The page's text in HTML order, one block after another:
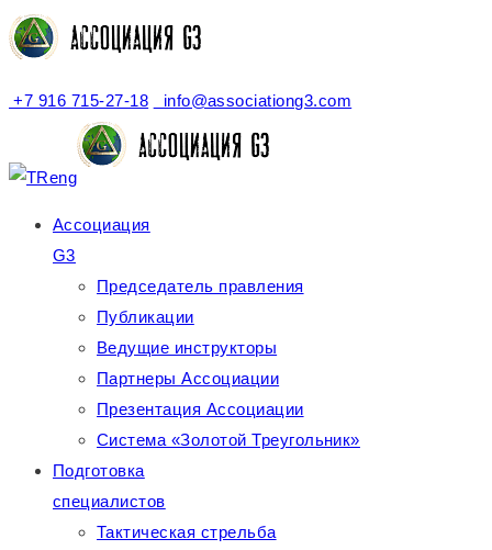
+7 916 715-27-18 info@associationg3.com
Ассоциация
G3
Председатель правления
Публикации
Ведущие инструкторы
Партнеры Ассоциации
Презентация Ассоциации
Система «Золотой Треугольник»
Подготовка
специалистов
Тактическая стрельба